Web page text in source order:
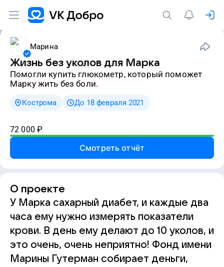
Марина
Жизнь без уколов для Марка
Помогли купить глюкометр, который поможет
Марку жить без боли.
Кострома До 18 февраля 2021
72 000 ₽
Смотреть отчёт
О проекте
У Марка сахарный диабет, и каждые два
часа ему нужно измерять показатели
крови. В день ему делают до 10 уколов, и
это очень, очень неприятно! Фонд имени
Марины Гутерман собирает деньги,